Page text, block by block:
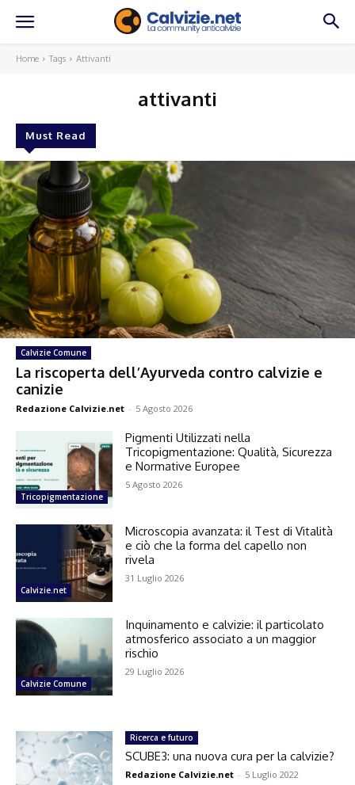
Home Tags Attivanti
attivanti
Must Read
Calvizie Comune
La riscoperta dell’Ayurveda contro calvizie e
canizie
Redazione Calvizie.net - 5 Agosto 2026
Tricopigmentazione
Pigmenti Utilizzati nella
Tricopigmentazione: Qualità, Sicurezza
e Normative Europee
5 Agosto 2026
Calvizie.net
Microscopia avanzata: il Test di Vitalità
e ciò che la forma del capello non
rivela
31 Luglio 2026
Calvizie Comune
Inquinamento e calvizie: il particolato
atmosferico associato a un maggior
rischio
29 Luglio 2026
Ricerca e futuro
SCUBE3: una nuova cura per la calvizie?
Redazione Calvizie.net - 5 Luglio 2022